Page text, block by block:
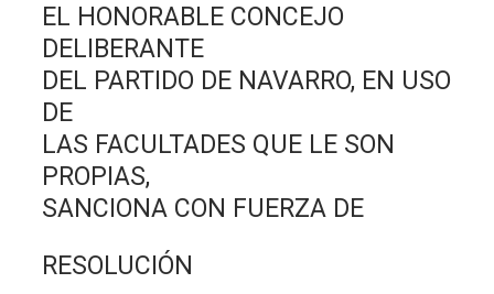
EL HONORABLE CONCEJO
DELIBERANTE
DEL PARTIDO DE NAVARRO, EN USO
DE
LAS FACULTADES QUE LE SON
PROPIAS,
SANCIONA CON FUERZA DE
RESOLUCIÓN